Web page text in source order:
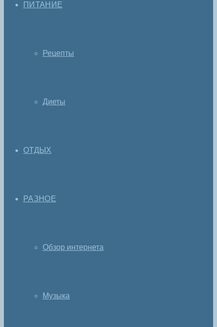
ПИТАНИЕ
Рецепты
Диеты
ОТДЫХ
РАЗНОЕ
Обзор интернета
Музыка